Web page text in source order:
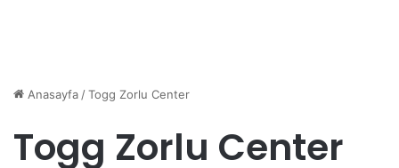
Anasayfa/Togg Zorlu Center
Togg Zorlu Center